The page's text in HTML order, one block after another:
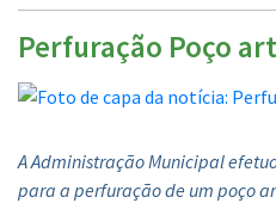
Perfuração Poço
A Administração Municipal
para a perfuração de um poço